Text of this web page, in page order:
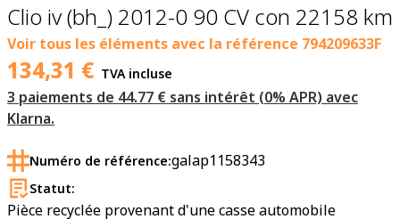
Clio iv (bh_) 2012-0 90 CV con 22158 km
Voir tous les éléments avec la référence 794209633F
134,31 € TVA incluse
3 paiements de 44.77 € sans intérêt (0% APR) avec
Klarna.
Numéro de référence:galap1158343
Statut:
Pièce recyclée provenant d'une casse automobile